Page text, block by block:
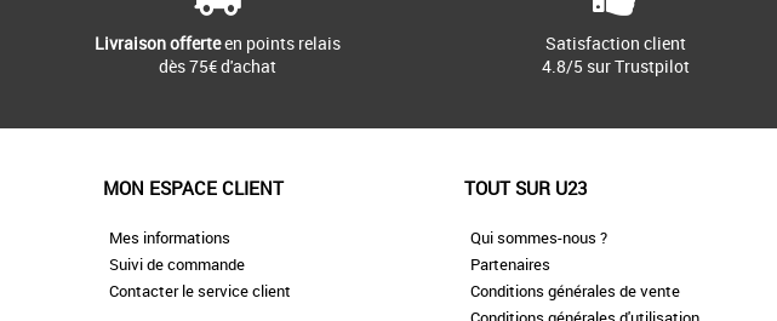
Livraison offerteen points relais
dès 75€ d'achat
Satisfaction client
4.8/5 sur Trustpilot
MON ESPACE CLIENT
Mes informations
Suivi de commande
Contacter le service client
TOUT SUR U23
Qui sommes-nous ?
Partenaires
Conditions générales de vente